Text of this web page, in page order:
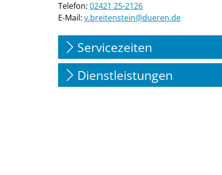
Telefon: 02421 25-2126
E-Mail: v.breitenstein@dueren.de
Servicezeiten
Dienstleistungen